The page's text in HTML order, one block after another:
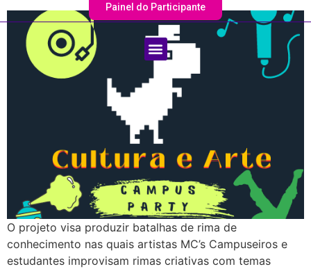
Painel do Participante
O projeto visa produzir batalhas de rima de
conhecimento nas quais artistas MC’s Campuseiros e
estudantes improvisam rimas criativas com temas